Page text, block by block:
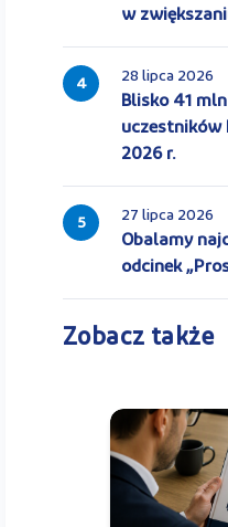
w
4 28 lipca 2026
Blisko 41
uczestników
2026 r.
5 27 lipca 2026
Obalamy
odcinek
Zobacz także